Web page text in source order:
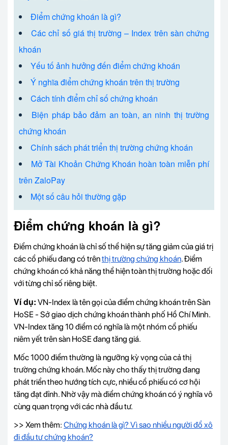
Điểm chứng khoán là gì?
Các chỉ số giá thị trường – Index trên sàn chứng
khoán
Yếu tố ảnh hưởng đến điểm chứng khoán
Ý nghĩa điểm chứng khoán trên thị trường
Cách tính điểm chỉ số chứng khoán
Biện pháp bảo đảm an toàn, an ninh thị trường
chứng khoán
Chính sách phát triển thị trường chứng khoán
Mở Tài Khoản Chứng Khoán hoàn toàn miễn phí
trên ZaloPay
Một số câu hỏi thường gặp
Điểm chứng khoán là gì?
Điểm chứng khoán là chỉ số thể hiện sự tăng giảm của giá trị
các cổ phiếu đang có trênthị trường chứng khoán. Điểm
chứng khoán có khả năng thể hiện toàn thị trường hoặc đối
với từng chỉ số riêng biệt.
Ví dụ: VN-Index là tên gọi của điểm chứng khoán trên Sàn
HoSE - Sở giao dịch chứng khoán thành phố Hồ Chí Minh.
VN-Index tăng 10 điểm có nghĩa là một nhóm cổ phiếu
niêm yết trên sàn HoSE đang tăng giá.
Mốc 1000 điểm thường là ngưỡng kỳ vọng của cả thị
trường chứng khoán. Mốc này cho thấy thị trường đang
phát triển theo hướng tích cực, nhiều cổ phiếu có cơ hội
tăng đạt đỉnh. Nhờ vậy mà điểm chứng khoán có ý nghĩa vô
cùng quan trọng với các nhà đầu tư.
>> Xem thêm: Chứng khoán là gì? Vì sao nhiều người đổ xô
đi đầu tư chứng khoán?